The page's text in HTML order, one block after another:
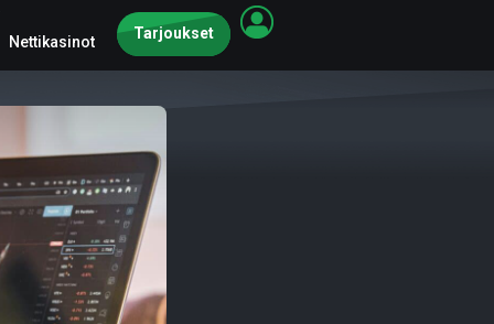
Nettikasinot Tarjoukset